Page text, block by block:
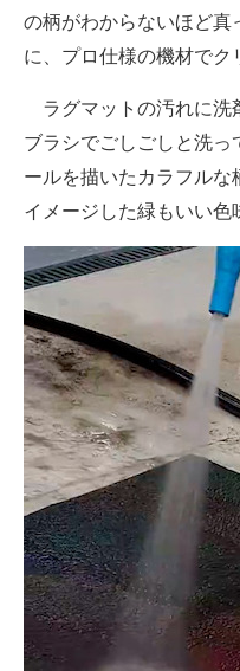
の柄がわからないほど真
に、プロ仕様の機材でク
ラグマットの汚れに洗
ブラシでごしごしと洗っ
ールを描いたカラフルな
イメージした緑もいい色